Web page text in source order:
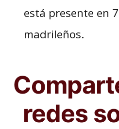
está presente en
madrileños.
redes